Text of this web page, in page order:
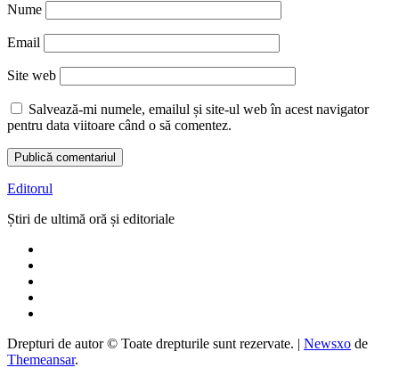
Nume
Email
Site web
Salvează-mi numele, emailul și site-ul web în acest navigator
pentru data viitoare când o să comentez.
Editorul
Știri de ultimă oră și editoriale
Drepturi de autor © Toate drepturile sunt rezervate. | Newsxo de
Themeansar.